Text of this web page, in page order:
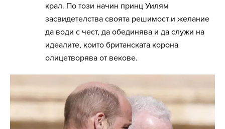
крал. По този начин принц Уилям
засвидетелства своята решимост и желание
да води с чест, да обединява и да служи на
идеалите, които британската корона
олицетворява от векове.